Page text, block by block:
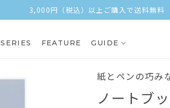
3,000円（税込）以上ご購入で送料無料
SERIES FEATURE GUIDE
紙とペンの巧み
ノートブ